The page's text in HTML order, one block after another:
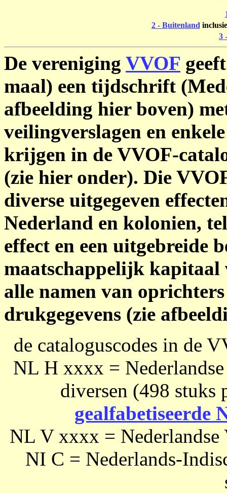
2 - Buitenland
3
De vereniging VVOF
maal) een tijdschrift
afbeelding hier boven)
veilingverslagen en
krijgen in de VVOF-
(zie hier onder). Die
diverse uitgegeven
Nederland en kolonien,
effect en een uitgebreide
maatschappelijk kapitaal
alle namen van
drukgegevens (zie
de cataloguscodes in de
NL H xxxx =
diversen (498
gealfabetiseerde
NL V xxxx = Nederlandse
NI C = Nederlands-